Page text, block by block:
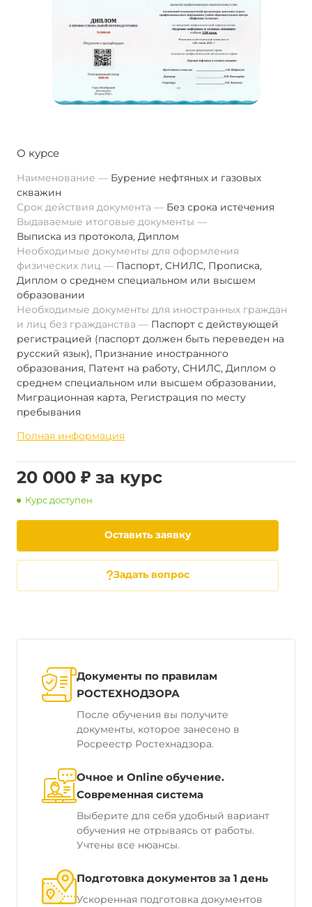
О курсе
Наименование
Бурение нефтяных и газовых
скважин
Срок действия документа
Без срока истечения
Выдаваемые итоговые документы
Выписка из протокола, Диплом
Необходимые документы для оформления
физических лиц
Паспорт, СНИЛС, Прописка,
Диплом о среднем специальном или высшем
образовании
Необходимые документы для иностранных граждан
и лиц без гражданства
Паспорт с действующей
регистрацией (паспорт должен быть переведен на
русский язык), Признание иностранного
образования, Патент на работу, СНИЛС, Диплом о
среднем специальном или высшем образовании,
Миграционная карта, Регистрация по месту
пребывания
Полная информация
20 000 ₽ за курс
Курс доступен
Оставить заявку
Задать вопрос
Документы по правилам
РОСТЕХНОДЗОРА
После обучения вы получите
документы, которое занесено в
Росреестр Ростехнадзора.
Очное и Online обучение.
Современная система
Выберите для себя удобный вариант
обучения не отрываясь от работы.
Учтены все нюансы.
Подготовка документов за 1 день
Ускоренная подготовка документов